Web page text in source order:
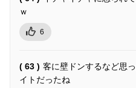
ｗ
6
( 63 ) 客に壁ドンするなど思
イトだったね